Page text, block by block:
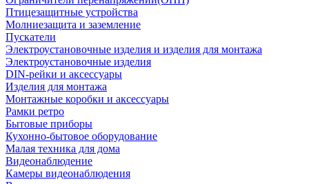
Птицезащитные устройства
Молниезащита и заземление
Пускатели
Электроустановочные изделия и изделия для монтажа
Электроустановочные изделия
DIN-рейки и аксессуары
Изделия для монтажа
Монтажные коробки и аксессуары
Рамки ретро
Бытовые приборы
Кухонно-бытовое оборудование
Малая техника для дома
Видеонаблюдение
Камеры видеонаблюдения